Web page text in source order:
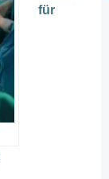
für